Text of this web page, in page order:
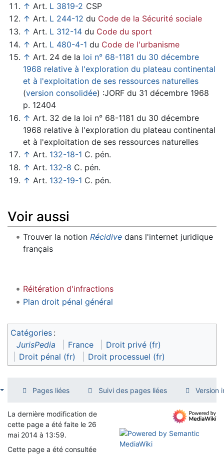
↑ Art. L 3819-2 CSP
↑ Art. L 244-12 du Code de la Sécurité sociale
↑ Art. L 312-14du Code du sport
↑ Art. L 480-4-1 du Code de l'urbanisme
↑ Art. 24 de la loi n° 68-1181 du 30 décembre
1968 relative à l'exploration du plateau continental
et à l'exploitation de ses ressources naturelles
(version consolidée) :JORF du 31 décembre 1968
p. 12404
↑ Art. 32 de la loi n° 68-1181 du 30 décembre
1968 relative à l'exploration du plateau continental
et à l'exploitation de ses ressources naturelles
↑ Art. 132-18-1 C. pén.
↑ Art. 132-8 C. pén.
↑ Art. 132-19-1 C. pén.
Voir aussi
Trouver la notion Récidivedans l'internet juridique
français
Réitération d'infractions
Plan droit pénal général
Catégories :
JurisPedia
France
Droit privé (fr)
Droit pénal (fr)
Droit processuel (fr)
Pages liées Suivi des pages liées Version
La dernière modification de
cette page a été faite le 26
mai 2014 à 13:59.
Cette page a été consultée